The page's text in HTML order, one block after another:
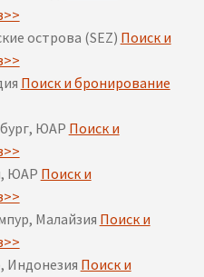
острова (SEZ) Поиск и
Поиск и бронирование
ЮАР Поиск и
ЮАР Поиск и
Малайзия Поиск и
Индонезия Поиск и